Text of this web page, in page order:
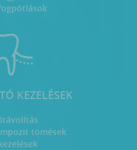
KEZELÉSEK
tömések